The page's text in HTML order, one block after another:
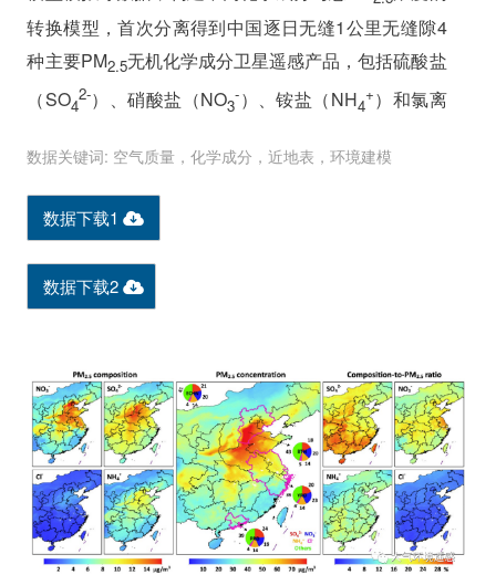
转换模型，首次分离得到中国逐日无缝1公里无缝隙4
种主要PM2.5无机化学成分卫星遥感产品，包括硫酸盐
（SO4
2-）、硝酸盐（NO3
-）、铵盐（NH4
+）和氯离
4
2
0.74，0.75，0.71和0.66,均方根误差RMSE分别为
6.0，6.6，4.3和2.3 µg/m
为中国东部地区，空间分辨率为1km，时间分辨率为
日、月、年，单位为µg/m
数据关键词: 空气质量，化学成分，近地表，环境建模
数据下载1
数据下载2